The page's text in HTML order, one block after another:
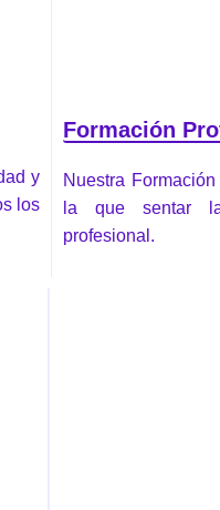
y
los
Formación
Nuestra
la que sentar
profesional.